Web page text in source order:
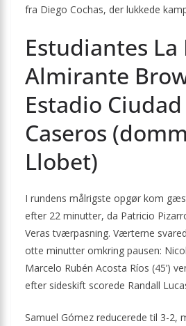
fra Diego Cochas, der lukkede
Estudiantes La
Almirante
Estadio
Caseros
Llobet)
I rundens målrigste opgør kom
efter 22 minutter, da Patricio
Veras tværpasning. Værterne
otte minutter omkring pausen:
Marcelo Rubén Acosta Ríos (45’)
efter sideskift scorede Randall
Samuel Gómez reducerede til 3-2,